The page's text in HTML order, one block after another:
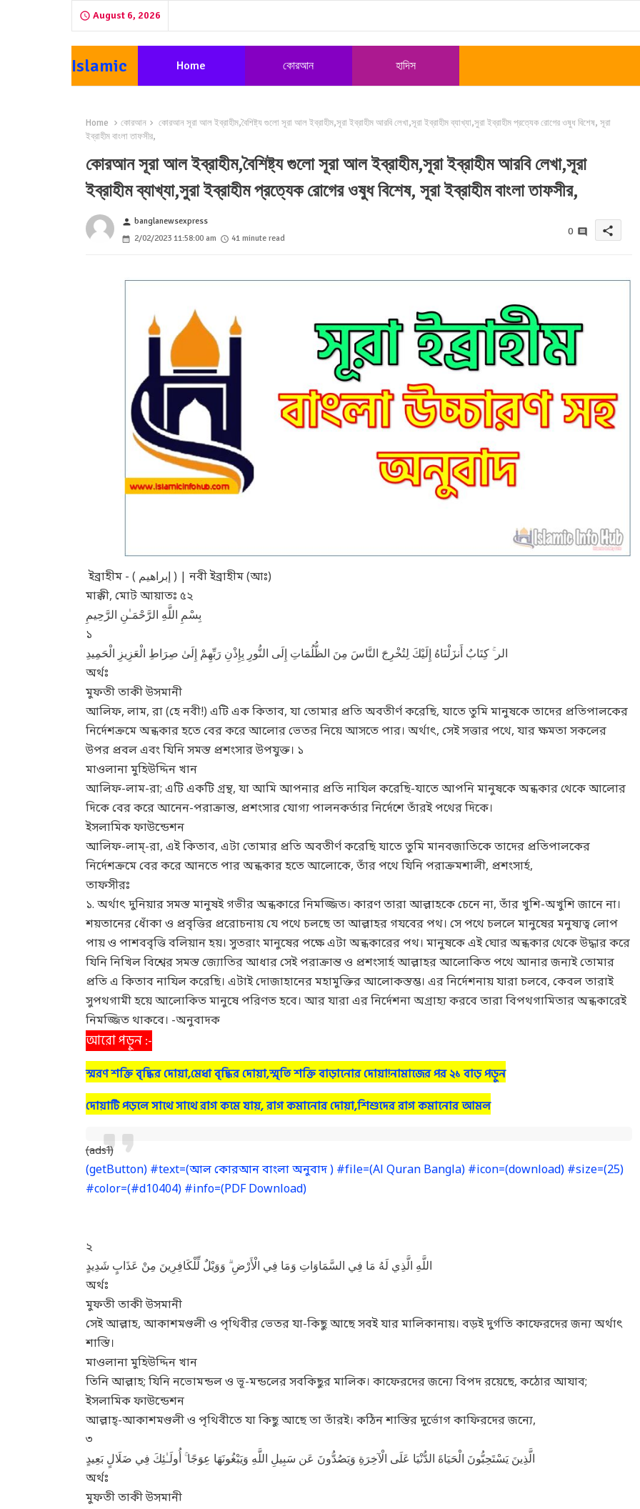
August 6, 2026
Islamic Home কোরআন হাদিস
Home কোরআন
কোরআন সূরা আল ইব্রাহীম,বৈশিষ্ট্য গুলো সূরা আল ইব্রাহীম,সূরা ইব্রাহীম আরবি লেখা,সূরা ইব্রাহীম ব্যাখ্যা,সুরা ইব্রাহীম প্রত্যেক রোগের ওষুধ বিশেষ, সূরা
ইব্রাহীম বাংলা তাফসীর,
কোরআন সূরা আল ইব্রাহীম,বৈশিষ্ট্য গুলো সূরা আল ইব্রাহীম,সূরা ইব্রাহীম আরবি লেখা,সূরা
ইব্রাহীম ব্যাখ্যা,সুরা ইব্রাহীম প্রত্যেক রোগের ওষুধ বিশেষ, সূরা ইব্রাহীম বাংলা তাফসীর,
person banglanewsexpress
2/02/2023 11:58:00 am
41 minute read
0 share
ইব্রাহীম - ( إبراهيم ) | নবী ইব্রাহীম (আঃ)
মাক্কী, মোট আয়াতঃ ৫২
بِسْمِ اللَّهِ الرَّحْمَـٰنِ الرَّحِيمِ
১
الر ۚ كِتَابٌ أَنزَلْنَاهُ إِلَيْكَ لِتُخْرِجَ النَّاسَ مِنَ الظُّلُمَاتِ إِلَى النُّورِ بِإِذْنِ رَبِّهِمْ إِلَىٰ صِرَاطِ الْعَزِيزِ الْحَمِيدِ
অর্থঃ
মুফতী তাকী উসমানী
আলিফ, লাম, রা (হে নবী!) এটি এক কিতাব, যা তোমার প্রতি অবতীর্ণ করেছি, যাতে তুমি মানুষকে তাদের প্রতিপালকের
নির্দেশক্রমে অন্ধকার হতে বের করে আলোর ভেতর নিয়ে আসতে পার। অর্থাৎ, সেই সত্তার পথে, যার ক্ষমতা সকলের
উপর প্রবল এবং যিনি সমস্ত প্রশংসার উপযুক্ত। ১
মাওলানা মুহিউদ্দিন খান
আলিফ-লাম-রা; এটি একটি গ্রন্থ, যা আমি আপনার প্রতি নাযিল করেছি-যাতে আপনি মানুষকে অন্ধকার থেকে আলোর
দিকে বের করে আনেন-পরাক্রান্ত, প্রশংসার যোগ্য পালনকর্তার নির্দেশে তাঁরই পথের দিকে।
ইসলামিক ফাউন্ডেশন
আলিফ-লাম্-রা, এই কিতাব, এটা তোমার প্রতি অবতীর্ণ করেছি যাতে তুমি মানবজাতিকে তাদের প্রতিপালকের
নির্দেশক্রমে বের করে আনতে পার অন্ধকার হতে আলোকে, তাঁর পথে যিনি পরাক্রমশালী, প্রশংসার্হ,
তাফসীরঃ
১. অর্থাৎ দুনিয়ার সমস্ত মানুষই গভীর অন্ধকারে নিমজ্জিত। কারণ তারা আল্লাহকে চেনে না, তাঁর খুশি-অখুশি জানে না।
শয়তানের ধোঁকা ও প্রবৃত্তির প্ররোচনায় যে পথে চলছে তা আল্লাহর গযবের পথ। সে পথে চললে মানুষের মনুষ্যত্ব লোপ
পায় ও পাশববৃত্তি বলিয়ান হয়। সুতরাং মানুষের পক্ষে এটা অন্ধকারের পথ। মানুষকে এই ঘোর অন্ধকার থেকে উদ্ধার করে
যিনি নিখিল বিশ্বের সমস্ত জ্যোতির আধার সেই পরাক্রান্ত ও প্রশংসার্হ আল্লাহর আলোকিত পথে আনার জন্যই তোমার
প্রতি এ কিতাব নাযিল করেছি। এটাই দোজাহানের মহামুক্তির আলোকস্তম্ভ। এর নির্দেশনায় যারা চলবে, কেবল তারাই
সুপথগামী হয়ে আলোকিত মানুষে পরিণত হবে। আর যারা এর নির্দেশনা অগ্রাহ্য করবে তারা বিপথগামিতার অন্ধকারেই
নিমজ্জিত থাকবে। -অনুবাদক
আরো পড়ুন :-
স্মরণ শক্তি বৃদ্ধির দোয়া,মেধা বৃদ্ধির দোয়া,স্মৃতি শক্তি বাড়ানোর দোয়া!নামাজের পর ২১ বাড় পড়ুন
দোয়াটি পড়লে সাথে সাথে রাগ কমে যায়, রাগ কমানোর দোয়া,শিশুদের রাগ কমানোর আমল
(ads1)
(getButton) #text=(আল কোরআন বাংলা অনুবাদ ) #file=(Al Quran Bangla) #icon=(download) #size=(25)
#color=(#d10404) #info=(PDF Download)
২
اللَّهِ الَّذِي لَهُ مَا فِي السَّمَاوَاتِ وَمَا فِي الْأَرْضِ ۗ وَوَيْلٌ لِّلْكَافِرِينَ مِنْ عَذَابٍ شَدِيدٍ
অর্থঃ
মুফতী তাকী উসমানী
সেই আল্লাহ, আকাশমণ্ডলী ও পৃথিবীর ভেতর যা-কিছু আছে সবই যার মালিকানায়। বড়ই দুর্গতি কাফেরদের জন্য অর্থাৎ
শাস্তি।
মাওলানা মুহিউদ্দিন খান
তিনি আল্লাহ; যিনি নভোমন্ডল ও ভূ-মন্ডলের সবকিছুর মালিক। কাফেরদের জন্যে বিপদ রয়েছে, কঠোর আযাব;
ইসলামিক ফাউন্ডেশন
আল্লাহ্-আকাশমণ্ডলী ও পৃথিবীতে যা কিছু আছে তা তাঁরই। কঠিন শাস্তির দুর্ভোগ কাফিরদের জন্যে,
৩
الَّذِينَ يَسْتَحِبُّونَ الْحَيَاةَ الدُّنْيَا عَلَى الْآخِرَةِ وَيَصُدُّونَ عَن سَبِيلِ اللَّهِ وَيَبْغُونَهَا عِوَجًا ۚ أُولَـٰئِكَ فِي ضَلَالٍ بَعِيدٍ
অর্থঃ
মুফতী তাকী উসমানী